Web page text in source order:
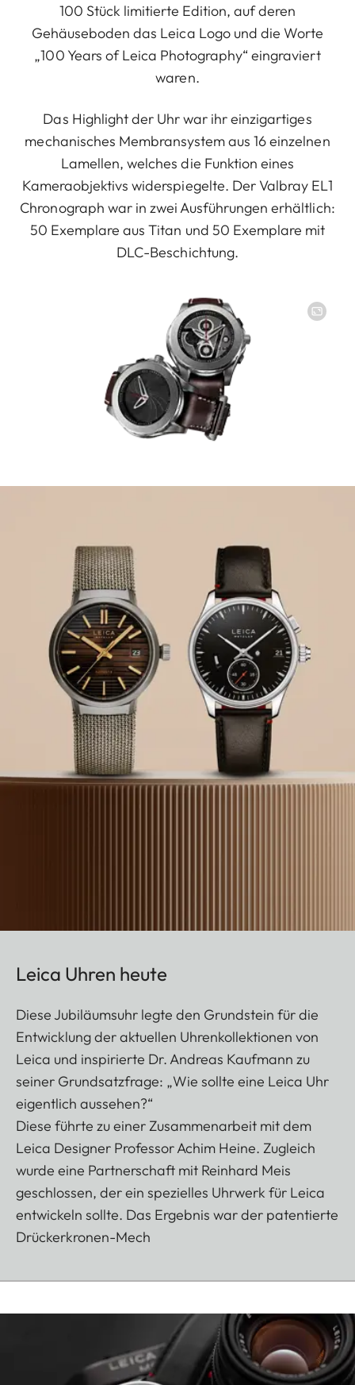
100 Stück limitierte Edition, auf deren
Gehäuseboden das Leica Logo und die Worte
„100 Years of Leica Photography“ eingraviert
waren.
Das Highlight der Uhr war ihr einzigartiges
mechanisches Membransystem aus 16 einzelnen
Lamellen, welches die Funktion eines
Kameraobjektivs widerspiegelte. Der Valbray EL1
Chronograph war in zwei Ausführungen erhältlich:
50 Exemplare aus Titan und 50 Exemplare mit
DLC-Beschichtung.
Leica Uhren heute
Diese Jubiläumsuhr legte den Grundstein für die
Entwicklung der aktuellen Uhrenkollektionen von
Leica und inspirierte Dr. Andreas Kaufmann zu
seiner Grundsatzfrage: „Wie sollte eine Leica Uhr
eigentlich aussehen?“
Diese führte zu einer Zusammenarbeit mit dem
Leica Designer Professor Achim Heine. Zugleich
wurde eine Partnerschaft mit Reinhard Meis
geschlossen, der ein spezielles Uhrwerk für Leica
entwickeln sollte. Das Ergebnis war der patentierte
Drückerkronen-Mech